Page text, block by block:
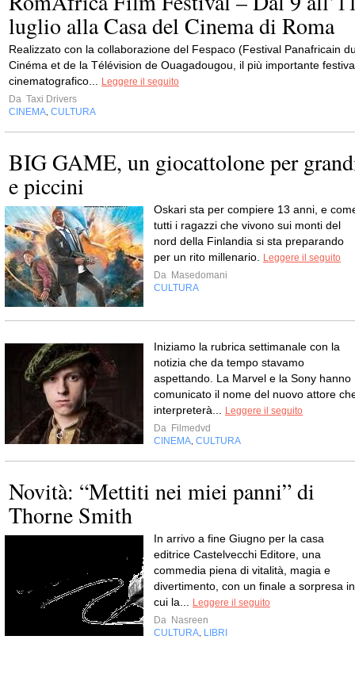
luglio alla Casa del Cinema di Roma
Realizzato con la collaborazione del Fespaco (Festival Panafricain
Cinéma et de la Télévision de Ouagadougou, il più importante
cinematografico...
Leggere il seguito
Da Taxi Drivers
CINEMA CULTURA
BIG GAME, un giocattolone per
e piccini
Oskari sta per compiere 13 anni, e
tutti i ragazzi che vivono sui monti del
nord della Finlandia si sta preparando
per un rito millenario.
Leggere il seguito
Da Masedomani
CULTURA
Iniziamo la rubrica settimanale con la
notizia che da tempo stavamo
aspettando. La Marvel e la Sony hanno
comunicato il nome del nuovo attore
interpreterà...
Leggere il seguito
Da Filmedvd
CINEMA CULTURA
Novità: “Mettiti nei miei panni” di
Thorne Smith
In arrivo a fine Giugno per la casa
editrice Castelvecchi Editore, una
commedia piena di vitalità, magia e
divertimento, con un finale a sorpresa in
cui la...
Leggere il seguito
Da Nasreen
CULTURA LIBRI